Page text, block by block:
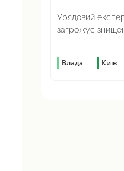
Урядовий
загрожує
Влада Київ